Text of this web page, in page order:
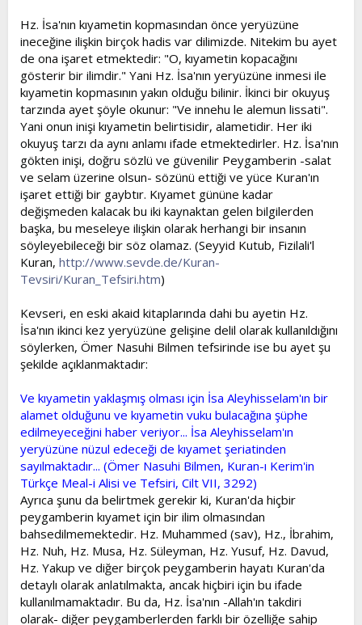
Hz. İsa'nın kıyametin kopmasından önce yeryüzüne
ineceğine ilişkin birçok hadis var dilimizde. Nitekim bu ayet
de ona işaret etmektedir: "O, kıyametin kopacağını
gösterir bir ilimdir." Yani Hz. İsa'nın yeryüzüne inmesi ile
kıyametin kopmasının yakın olduğu bilinir. İkinci bir okuyuş
tarzında ayet şöyle okunur: "Ve innehu le alemun lissati".
Yani onun inişi kıyametin belirtisidir, alametidir. Her iki
okuyuş tarzı da aynı anlamı ifade etmektedirler. Hz. İsa'nın
gökten inişi, doğru sözlü ve güvenilir Peygamberin -salat
ve selam üzerine olsun- sözünü ettiği ve yüce Kuran'ın
işaret ettiği bir gaybtır. Kıyamet gününe kadar
değişmeden kalacak bu iki kaynaktan gelen bilgilerden
başka, bu meseleye ilişkin olarak herhangi bir insanın
söyleyebileceği bir söz olamaz. (Seyyid Kutub, Fizilali'l
Kuran, http://www.sevde.de/Kuran-
Tevsiri/Kuran_Tefsiri.htm)
Kevseri, en eski akaid kitaplarında dahi bu ayetin Hz.
İsa'nın ikinci kez yeryüzüne gelişine delil olarak kullanıldığını
söylerken, Ömer Nasuhi Bilmen tefsirinde ise bu ayet şu
şekilde açıklanmaktadır:
Ve kıyametin yaklaşmış olması için İsa Aleyhisselam'ın bir
alamet olduğunu ve kıyametin vuku bulacağına şüphe
edilmeyeceğini haber veriyor... İsa Aleyhisselam'ın
yeryüzüne nüzul edeceği de kıyamet şeriatinden
sayılmaktadır... (Ömer Nasuhi Bilmen, Kuran-ı Kerim'in
Türkçe Meal-i Alisi ve Tefsiri, Cilt VII, 3292)
Ayrıca şunu da belirtmek gerekir ki, Kuran'da hiçbir
peygamberin kıyamet için bir ilim olmasından
bahsedilmemektedir. Hz. Muhammed (sav), Hz., İbrahim,
Hz. Nuh, Hz. Musa, Hz. Süleyman, Hz. Yusuf, Hz. Davud,
Hz. Yakup ve diğer birçok peygamberin hayatı Kuran'da
detaylı olarak anlatılmakta, ancak hiçbiri için bu ifade
kullanılmamaktadır. Bu da, Hz. İsa'nın -Allah'ın takdiri
olarak- diğer peygamberlerden farklı bir özelliğe sahip